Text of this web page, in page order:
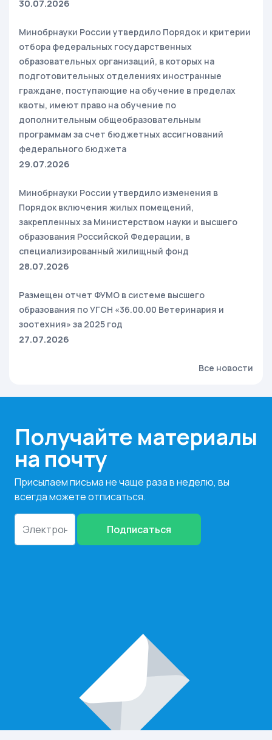
30.07.2026
Минобрнауки России утвердило Порядок и критерии
отбора федеральных государственных
образовательных организаций, в которых на
подготовительных отделениях иностранные
граждане, поступающие на обучение в пределах
квоты, имеют право на обучение по
дополнительным общеобразовательным
программам за счет бюджетных ассигнований
федерального бюджета
29.07.2026
Минобрнауки России утвердило изменения в
Порядок включения жилых помещений,
закрепленных за Министерством науки и высшего
образования Российской Федерации, в
специализированный жилищный фонд
28.07.2026
Размещен отчет ФУМО в системе высшего
образования по УГСН «36.00.00 Ветеринария и
зоотехния» за 2025 год
27.07.2026
Все новости
Получайте материалы
на почту
Присылаем письма не чаще раза в неделю, вы
всегда можете отписаться.
Подписаться